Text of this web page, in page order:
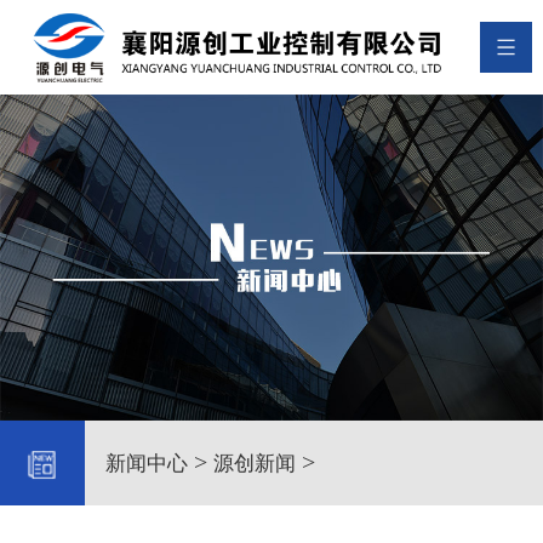
新闻中心> 源创新闻 >